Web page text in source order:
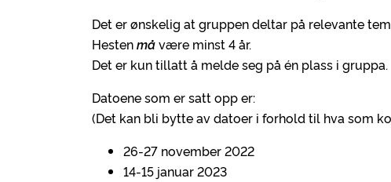
Det er ønskelig at gruppen deltar på relevante
Hestenmåvære minst 4 år.
Det er kun tillatt å melde seg på én plass i gruppa.
Datoene som er satt opp er:
(Det kan bli bytte av datoer i forhold til hva som
26-27 november 2022
14-15 januar 2023